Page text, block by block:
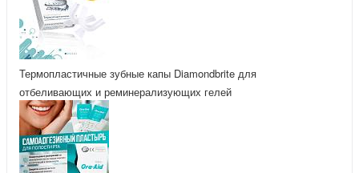
Термопластичные зубные капы Diamondbrite для
отбеливающих и реминерализующих гелей